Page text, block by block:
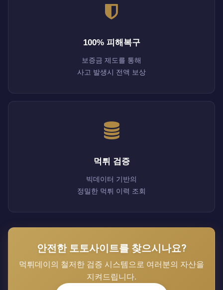
100% 피해복구
보증금 제도를 통해
사고 발생시 전액 보상
먹튀 검증
빅데이터 기반의
정밀한 먹튀 이력 조회
안전한 토토사이트를 찾으시나요?
먹튀데이의 철저한 검증 시스템으로 여러분의 자산을
지켜드립니다.